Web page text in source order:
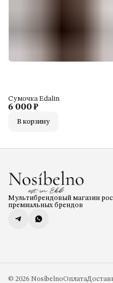
6 000 ₽
Сумочка Edalin
В корзину
Мультибрендовый магазин
премиальных брендов
© 2026 NosíbelnoОплата